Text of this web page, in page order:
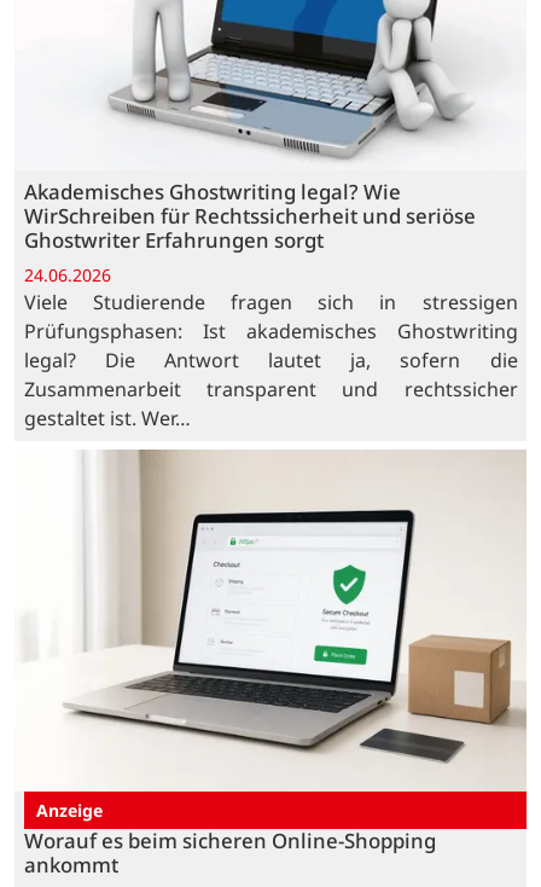
Akademisches Ghostwriting legal? Wie
WirSchreiben für Rechtssicherheit und seriöse
Ghostwriter Erfahrungen sorgt
24.06.2026
Viele Studierende fragen sich in stressigen
Prüfungsphasen: Ist akademisches Ghostwriting
legal? Die Antwort lautet ja, sofern die
Zusammenarbeit transparent und rechtssicher
gestaltet ist. Wer…
Anzeige
Worauf es beim sicheren Online-Shopping
ankommt